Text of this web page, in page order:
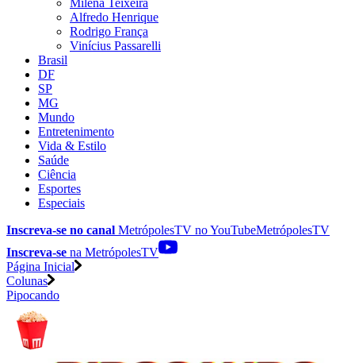
Alfredo Henrique
Rodrigo França
Vinícius Passarelli
Brasil
DF
SP
MG
Mundo
Entretenimento
Vida & Estilo
Saúde
Ciência
Esportes
Especiais
Inscreva-se no canal MetrópolesTV noYouTubeMetrópolesTV
Inscreva-se na MetrópolesTV
Página Inicial
Colunas
Pipocando